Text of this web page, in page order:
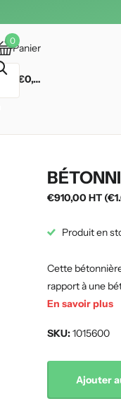
Panier
0
€0,00
€910,00 HT
Produit en
Cette
rapport à une
En savoir plus
SKU:1015600
Ajouter